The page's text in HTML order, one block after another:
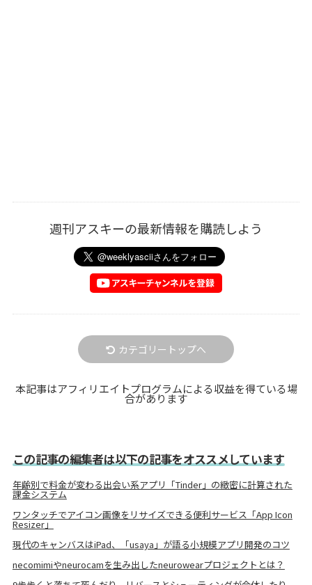
週刊アスキーの最新情報を購読しよう
カテゴリートップへ
本記事はアフィリエイトプログラムによる収益を得ている場
合があります
この記事の編集者は以下の記事をオススメしています
年齢別で料金が変わる出会い系アプリ「Tinder」の緻密に計算された
課金システム
ワンタッチでアイコン画像をリサイズできる便利サービス「App Icon
Resizer」
現代のキャンバスはiPad、「usaya」が語る小規模アプリ開発のコツ
necomimiやneurocamを生み出したneurowearプロジェクトとは？